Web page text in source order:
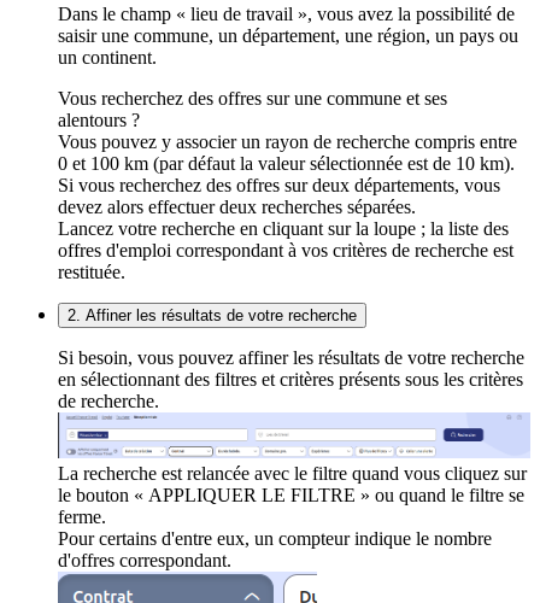
Dans le champ « lieu de travail », vous avez la possibilité de
saisir une commune, un département, une région, un pays ou
un continent.
Vous recherchez des offres sur une commune et ses
alentours ?
Vous pouvez y associer un rayon de recherche compris entre
0 et 100 km (par défaut la valeur sélectionnée est de 10 km).
Si vous recherchez des offres sur deux départements, vous
devez alors effectuer deux recherches séparées.
Lancez votre recherche en cliquant sur la loupe ; la liste des
offres d'emploi correspondant à vos critères de recherche est
restituée.
2. Affiner les résultats de votre recherche
Si besoin, vous pouvez affiner les résultats de votre recherche
en sélectionnant des filtres et critères présents sous les critères
de recherche.
La recherche est relancée avec le filtre quand vous cliquez sur
le bouton « APPLIQUER LE FILTRE » ou quand le filtre se
ferme.
Pour certains d'entre eux, un compteur indique le nombre
d'offres correspondant.